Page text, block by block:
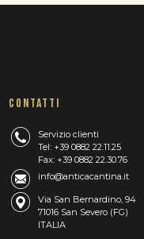
CONTATTI
Servizio clienti
Tel: +39 0882 22.11.25
Fax: +39 0882 22.30.76
info@anticacantina.it
Via San Bernardino, 94
71016 San Severo (FG)
ITALIA